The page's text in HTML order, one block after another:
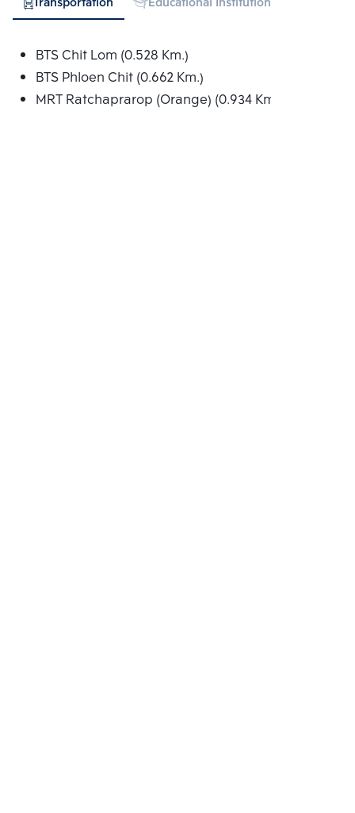
BTS Chit Lom (0.528 Km.)
BTS Phloen Chit (0.662 Km.)
MRT Ratchaprarop (Orange) (0.934 Km.)